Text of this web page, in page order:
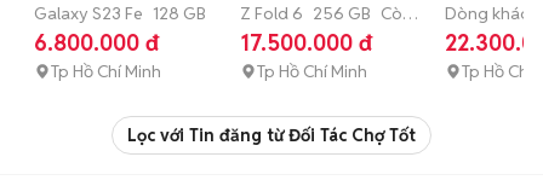
8GB/128GB Xám 2
sim 99%
Galaxy S23 Fe 128 GB
6.800.000 đ
Tp Hồ Chí Minh
V/N FULBOX BH
T1/2027
Z Fold 6 256 GB Còn
bảo hành
17.500.000 đ
Tp Hồ Chí Minh
quốc tế
100%
Dòng khác
tháng
Tp Hồ Chí
Lọc với Tin đăng từ Đối Tác Chợ Tốt